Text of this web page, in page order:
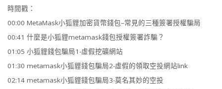
時間戳：
00:00 MetaMask小狐貍加密貨幣錢包–常見的三種簽署授權騙局
00:41 什麼是小狐貍metamask錢包授權簽署詐騙？
01:05 小狐貍錢包騙局1-虛假挖礦網站
01:30 metamask小狐貍錢包騙局2-虛假的領取空投網站link
02:14 metamask小狐貍錢包騙局3-莫名其妙的空投